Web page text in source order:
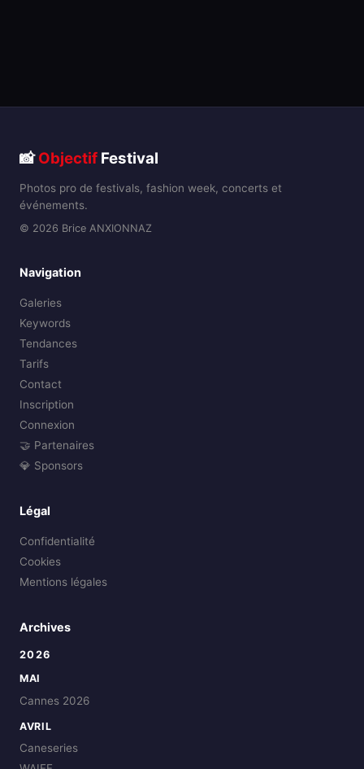
📸Objectif Festival
Photos pro de festivals, fashion week, concerts et
événements.
© 2026 Brice ANXIONNAZ
Navigation
Galeries
Keywords
Tendances
Tarifs
Contact
Inscription
Connexion
🤝 Partenaires
💎 Sponsors
Légal
Confidentialité
Cookies
Mentions légales
Archives
2026
MAI
Cannes 2026
AVRIL
Caneseries